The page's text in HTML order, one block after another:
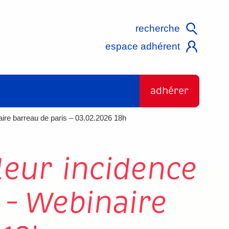
recherche
espace adhérent
adhérer
barreau de paris – 03.02.2026 18h
incidence
Webinaire